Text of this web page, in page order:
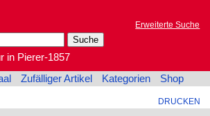
Erweiterte Suche
in Pierer-1857
Zufälliger Artikel Kategorien Shop
DRUCKEN